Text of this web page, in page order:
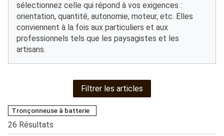
sélectionnez celle qui répond à vos exigences :
orientation, quantité, autonomie, moteur, etc. Elles
conviennent à la fois aux particuliers et aux
professionnels tels que les paysagistes et les
artisans.
Filtrer les articles
Tronçonneuse à batterie
26 Résultats